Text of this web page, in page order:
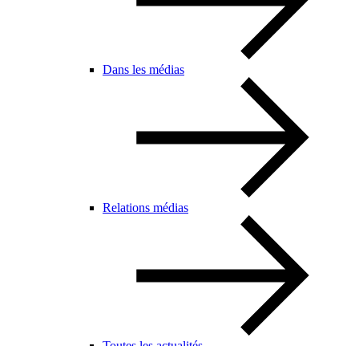
Dans les médias
Relations médias